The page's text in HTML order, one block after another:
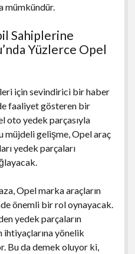
mümkündür.
Sahiplerine
Yüzlerce Opel
için sevindirici bir haber
faaliyet gösteren bir
oto yedek parçasıyla
müjdeli gelişme, Opel araç
yedek parçaları
Opel marka araçların
önemli bir rol oynayacak.
yedek parçaların
ihtiyaçlarına yönelik
Bu da demek oluyor ki,